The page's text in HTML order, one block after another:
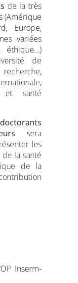
de la très
(Amérique
Europe,
variées
éthique…)
de
et santé
sera
les
la santé
de la
Inserm-